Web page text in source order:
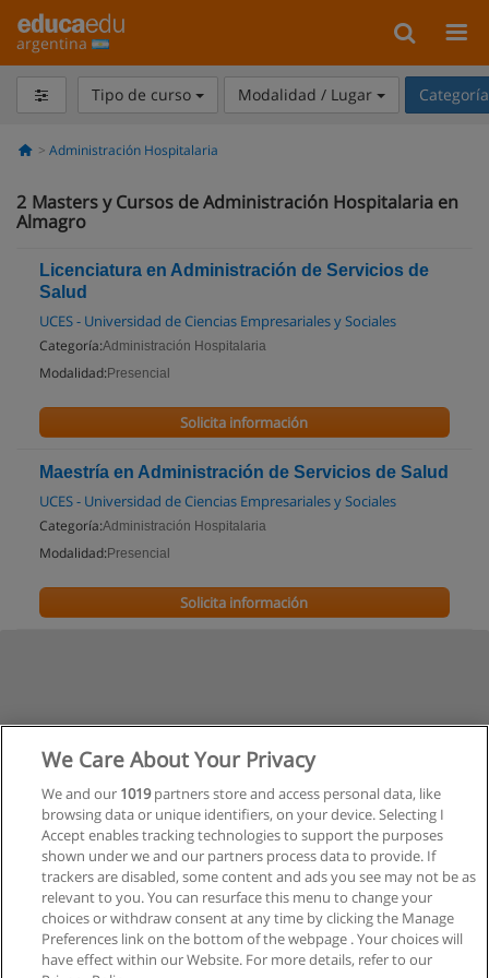
argentina
Tipo de curso Modalidad / Lugar
Administración Hospitalaria
2 Masters y Cursos de Administración Hospitalaria en
Almagro
Licenciatura en Administración de Servicios de
Salud
UCES - Universidad de Ciencias Empresariales y Sociales
Categoría:Administración Hospitalaria
Modalidad: Presencial
Solicita información
Maestría en Administración de Servicios de Salud
UCES - Universidad de Ciencias Empresariales y Sociales
Categoría:Administración Hospitalaria
Modalidad: Presencial
Solicita información
We Care About Your Privacy
We and our 1019partners store and access personal data, like
browsing data or unique identifiers, on your device. Selecting I
Accept enables tracking technologies to support the purposes
shown under we and our partners process data to provide. If
trackers are disabled, some content and ads you see may not be as
relevant to you. You can resurface this menu to change your
choices or withdraw consent at any time by clicking the Manage
Preferences link on the bottom of the webpage . Your choices will
have effect within our Website. For more details, refer to our